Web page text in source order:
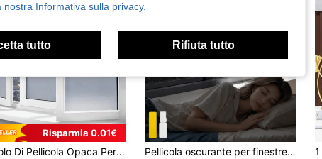
Risparmia 0.01€
1 Rotolo Di Pellicola Opaca Per Finestre In Vetro,Pellicola Privacy Per Vetri Domestici Anti-Spioncino, Pellicola Di Protezione Solare UV, Adatta Per Uso Interno, Casa, Ufficio, Cucina, Bagno Pellicola Privacy Per Finestre
Pellicola oscurante per finestre, 100% blocco della luce, pellicola per porte in vetro rimovibile a tulipano nero, adesivi floreali per finestre, oscurante per finestre, senza colla/controllo del calore/anti UV per il sonno diurno e alta privacy
Informativa sulla privacy.
tutto Rifiuta tutto